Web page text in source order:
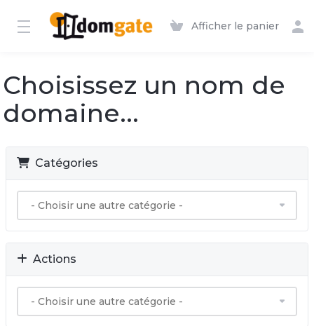
Afficher le panier
Choisissez un nom de
domaine...
Catégories
Actions